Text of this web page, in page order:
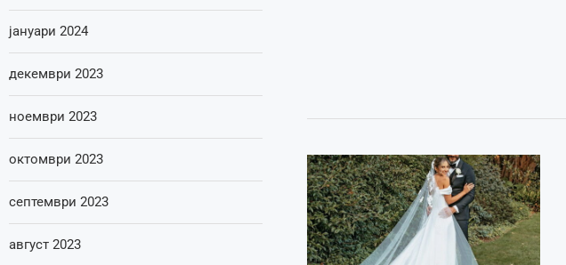
јануари 2024
декември 2023
ноември 2023
октомври 2023
септември 2023
август 2023